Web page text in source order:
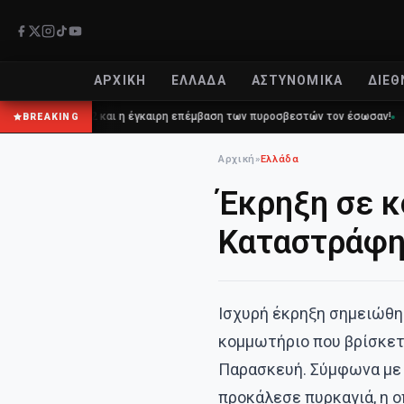
ΑΡΧΙΚΉ ΕΛΛΆΔΑ ΑΣΤΥΝΟΜΙΚΆ
BREAKING
και η έγκαιρη επέμβαση των πυροσβεστών τον έσωσαν! Επίδομα
Αρχική »Ελλάδα
Έκρηξη σε
Ισχυρή έκρηξη
κομμωτήριο που
Παρασκευή. Σύμφωνα με
προκάλεσε πυρκαγιά, η